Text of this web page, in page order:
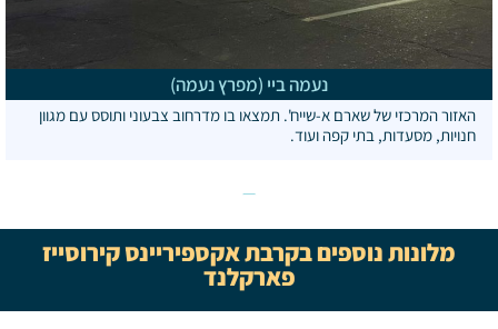
נעמה ביי (מפרץ נעמה)
האזור המרכזי של שארם א-שייח'. תמצאו בו מדרחוב צבעוני ותוסס עם מגוון
חנויות, מסעדות, בתי קפה ועוד.
מלונות נוספים בקרבת אקספיריינס קירוסייז
פארקלנד